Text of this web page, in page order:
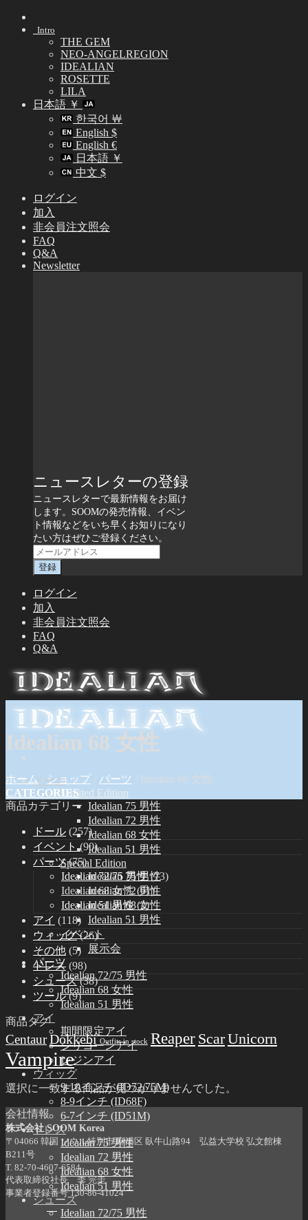
Skip
Intro
THE GEM
NEO-ANGELREGION
IDEALIAN
ROSETTE
LILA
日本語 ￥
한국어 ￦
English $
English €
日本語 ￥
中文 $
ログイン
加入
非会員注文照会
FAQ
Q&A
Newsletter
ニュースレターの登録
ニュースレターで最新情報をお届け
します。SOOMの発売情報、イベン
ト情報などをいち早くお知りになり
たい方はぜひご登録ください。
ログイン
加入
非会員注文照会
FAQ
Q&A
ドール
Limited Edition
Idealian 75 男性
Idealian 72 男性
Idealian 68 女性
Idealian 51 男性
Special Edition
Idealian 75 男性
Idealian 72 男性
Idealian 68 女性
Idealian 51 男性
イベント
展示会
パーツ
Idealian 72/75 男性
Idealian 68 女性
Idealian 51 男性
アイ
期間限定アイ
シリコーンアイ
レジンアイ
ウィッグ
9-10インチ (ID72/75M)
8-9インチ (ID68F)
6-7インチ (ID51M)
ドレス
Idealian 75 男性
Idealian 72 男性
Idealian 68 女性
Idealian 51 男性
シューズ
Idealian 72/75 男性
Idealian 68 女性
ホーム / ショップ パーツ
Idealian 68 女性
CATEGORIES
商品カテゴリー
ドール (257)
イベント (90)
パーツ (75)
Idealian 72/75 男性 (73)
Idealian 68 女性 (61)
Idealian 51 男性 (2)
アイ (118)
ウィッグ (26)
その他 (5)
ドレス (98)
シューズ (38)
ツール (9)
商品タグ
CentaurDokkebi Outfits in stock Reaper ScarUnicorn
Vampire
選択に一致する商品が見つかりませんでした。
会社情報
株式会社 SOOM Korea
〒04066 韓国 ソウル特別市 麻浦区 臥牛山路94 弘益大学校 弘文館棟
B211号
T. 82-70-4607-6584
代表取締役社長 李 完圭
事業者登録番号 130-86-41024